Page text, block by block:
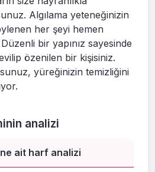
Algılama yeteneğinizin
her şeyi hemen
bir yapınız sayesinde
özenilen bir kişisiniz.
yüreğinizin temizliğini
analizi
ait harf analizi